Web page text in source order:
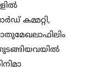
കമ്മറ്റി,